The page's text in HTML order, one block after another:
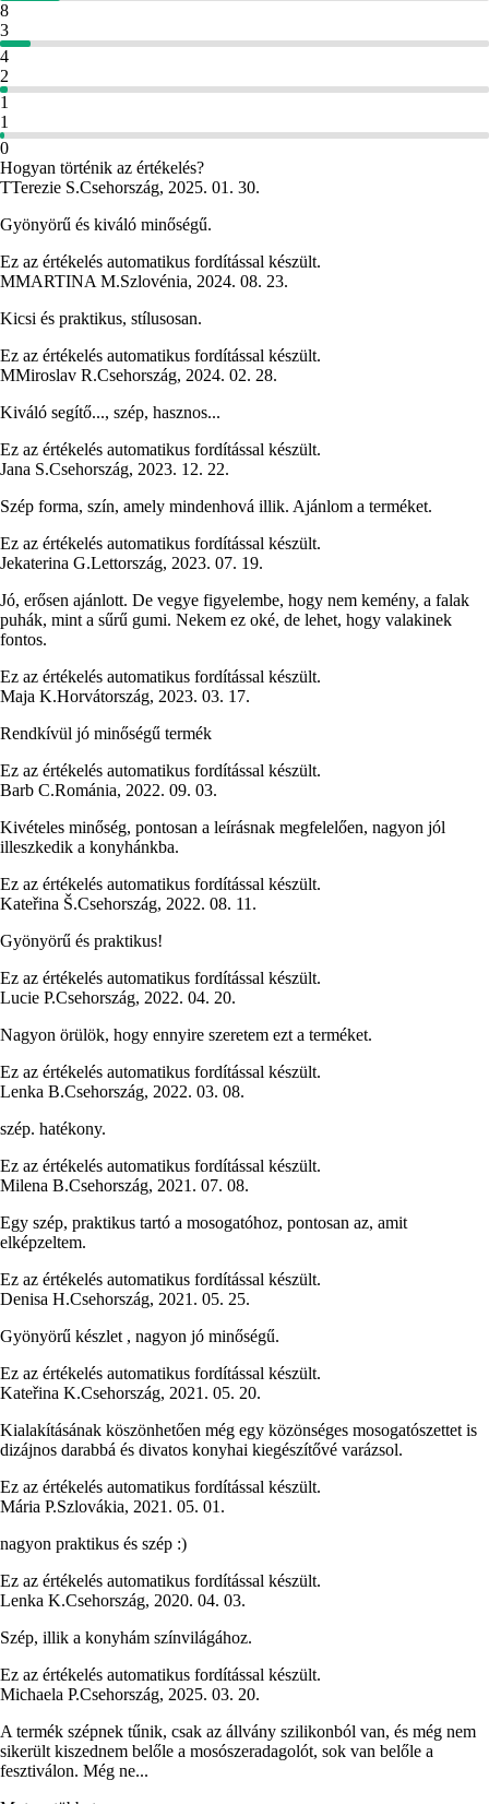
8
3
4
2
1
1
0
Hogyan történik az értékelés?
TTerezie S.Csehország, 2025. 01. 30.
Gyönyörű és kiváló minőségű.
Ez az értékelés automatikus fordítással készült.
MMARTINA M.Szlovénia, 2024. 08. 23.
Kicsi és praktikus, stílusosan.
Ez az értékelés automatikus fordítással készült.
MMiroslav R.Csehország, 2024. 02. 28.
Kiváló segítő..., szép, hasznos...
Ez az értékelés automatikus fordítással készült.
Jana S.Csehország, 2023. 12. 22.
Szép forma, szín, amely mindenhová illik. Ajánlom a terméket.
Ez az értékelés automatikus fordítással készült.
Jekaterina G.Lettország, 2023. 07. 19.
Jó, erősen ajánlott. De vegye figyelembe, hogy nem kemény, a falak
puhák, mint a sűrű gumi. Nekem ez oké, de lehet, hogy valakinek
fontos.
Ez az értékelés automatikus fordítással készült.
Maja K.Horvátország, 2023. 03. 17.
Rendkívül jó minőségű termék
Ez az értékelés automatikus fordítással készült.
Barb C.Románia, 2022. 09. 03.
Kivételes minőség, pontosan a leírásnak megfelelően, nagyon jól
illeszkedik a konyhánkba.
Ez az értékelés automatikus fordítással készült.
Kateřina Š.Csehország, 2022. 08. 11.
Gyönyörű és praktikus!
Ez az értékelés automatikus fordítással készült.
Lucie P.Csehország, 2022. 04. 20.
Nagyon örülök, hogy ennyire szeretem ezt a terméket.
Ez az értékelés automatikus fordítással készült.
Lenka B.Csehország, 2022. 03. 08.
szép. hatékony.
Ez az értékelés automatikus fordítással készült.
Milena B.Csehország, 2021. 07. 08.
Egy szép, praktikus tartó a mosogatóhoz, pontosan az, amit
elképzeltem.
Ez az értékelés automatikus fordítással készült.
Denisa H.Csehország, 2021. 05. 25.
Gyönyörű készlet , nagyon jó minőségű.
Ez az értékelés automatikus fordítással készült.
Kateřina K.Csehország, 2021. 05. 20.
Kialakításának köszönhetően még egy közönséges mosogatószettet is
dizájnos darabbá és divatos konyhai kiegészítővé varázsol.
Ez az értékelés automatikus fordítással készült.
Mária P.Szlovákia, 2021. 05. 01.
nagyon praktikus és szép :)
Ez az értékelés automatikus fordítással készült.
Lenka K.Csehország, 2020. 04. 03.
Szép, illik a konyhám színvilágához.
Ez az értékelés automatikus fordítással készült.
Michaela P.Csehország, 2025. 03. 20.
A termék szépnek tűnik, csak az állvány szilikonból van, és még nem
sikerült kiszednem belőle a mosószeradagolót, sok van belőle a
fesztiválon. Még ne...